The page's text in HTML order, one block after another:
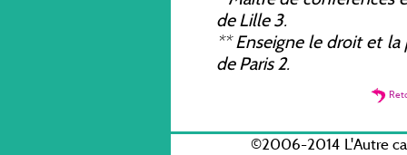
de Lille 3.
** Enseigne le droit et la
de Paris 2.
©2006-2014 L'Autre